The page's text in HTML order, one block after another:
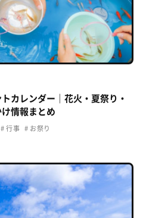
カレンダー｜花火・夏祭り・
情報まとめ
行事 お祭り